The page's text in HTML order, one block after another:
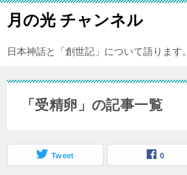
月の光 チャンネル
日本神話と「創世記」について語ります。
「受精卵」の記事一覧
Tweet 0